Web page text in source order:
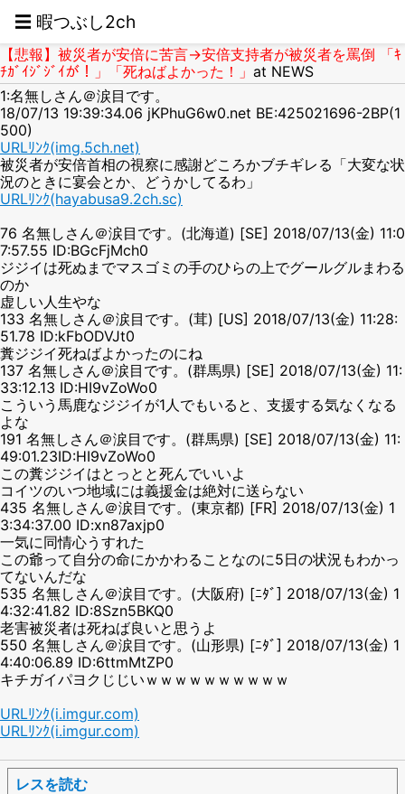
☰ 暇つぶし2ch
【悲報】被災者が安倍に苦言→安倍支持者が被災者を罵倒 「ｷ
ﾁｶﾞｲｼﾞｼﾞｲが！」「死ねばよかった！」 at NEWS
1:名無しさん＠涙目です。
18/07/13 19:39:34.06 jKPhuG6w0.net BE:425021696-2BP(1
500)
URLﾘﾝｸ(img.5ch.net)
被災者が安倍首相の視察に感謝どころかブチギレる「大変な状
況のときに宴会とか、どうかしてるわ」
URLﾘﾝｸ(hayabusa9.2ch.sc)
76 名無しさん＠涙目です。(北海道) [SE] 2018/07/13(金) 11:0
7:57.55 ID:BGcFjMch0
ジジイは死ぬまでマスゴミの手のひらの上でグールグルまわる
のか
虚しい人生やな
133 名無しさん＠涙目です。(茸) [US] 2018/07/13(金) 11:28:
51.78 ID:kFbODVJt0
糞ジジイ死ねばよかったのにね
137 名無しさん＠涙目です。(群馬県) [SE] 2018/07/13(金) 11:
33:12.13 ID:HI9vZoWo0
こういう馬鹿なジジイが1人でもいると、支援する気なくなる
よな
191 名無しさん＠涙目です。(群馬県) [SE] 2018/07/13(金) 11:
49:01.23ID:HI9vZoWo0
この糞ジジイはとっとと死んでいいよ
コイツのいつ地域には義援金は絶対に送らない
435 名無しさん＠涙目です。(東京都) [FR] 2018/07/13(金) 1
3:34:37.00 ID:xn87axjp0
一気に同情心うすれた
この爺って自分の命にかかわることなのに5日の状況もわかっ
てないんだな
535 名無しさん＠涙目です。(大阪府) [ﾆﾀﾞ] 2018/07/13(金) 1
4:32:41.82 ID:8Szn5BKQ0
老害被災者は死ねば良いと思うよ
550 名無しさん＠涙目です。(山形県) [ﾆﾀﾞ] 2018/07/13(金) 1
4:40:06.89 ID:6ttmMtZP0
キチガイパヨクじじいｗｗｗｗｗｗｗｗｗｗ
URLﾘﾝｸ(i.imgur.com)
URLﾘﾝｸ(i.imgur.com)
レスを読む